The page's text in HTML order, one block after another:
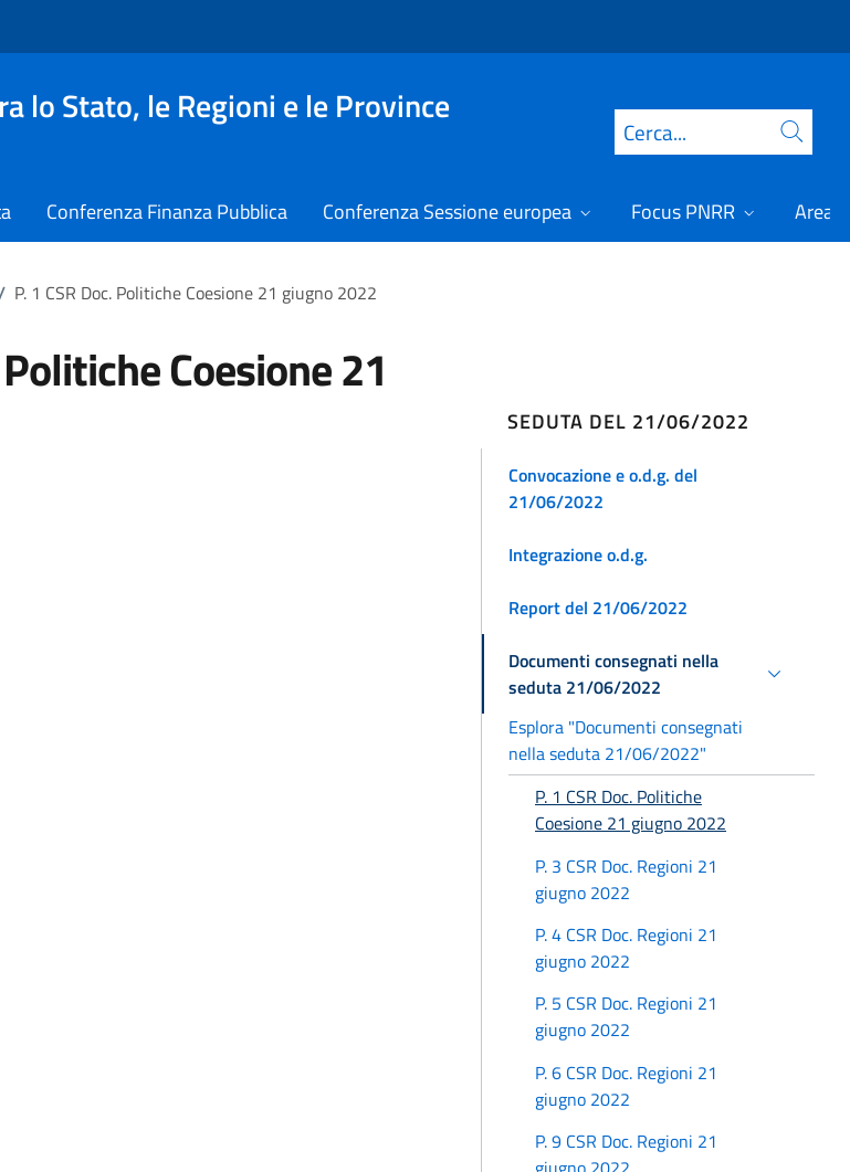
lo Stato, le Regioni e le Province
Cerca
Conferenza Finanza Pubblica Conferenza Sessione europea Focus PNRR Area
P. 1 CSR Doc. Politiche Coesione 21 giugno 2022
Coesione 21
SEDUTA DEL 21/06/2022
Convocazione e o.d.g. del
21/06/2022
Integrazione o.d.g.
Report del 21/06/2022
Documenti consegnati nella
seduta 21/06/2022
Esplora "Documenti consegnati
nella seduta 21/06/2022"
P. 1 CSR Doc. Politiche
Coesione 21 giugno 2022
P. 3 CSR Doc. Regioni 21
giugno 2022
P. 4 CSR Doc. Regioni 21
giugno 2022
P. 5 CSR Doc. Regioni 21
giugno 2022
P. 6 CSR Doc. Regioni 21
giugno 2022
P. 9 CSR Doc. Regioni 21